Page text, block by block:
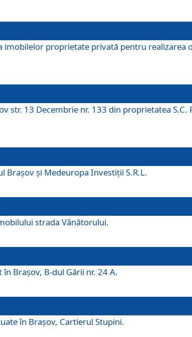
proprietate privată pentru realizarea
str. 13 Decembrie nr. 133 din proprietatea S.C.
și Medeuropa Investiții S.R.L.
strada Vânătorului.
Brașov, B-dul Gării nr. 24 A.
în Braşov, Cartierul Stupini.